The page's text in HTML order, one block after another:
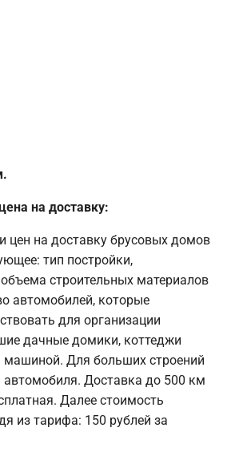
на доставку:
цен на доставку брусовых домов
тип постройки,
строительных материалов
автомобилей, которые
для организации
дачные домики, коттеджи
машиной. Для больших строений
Доставка до 500 км
Далее стоимость
из тарифа: 150 рублей за